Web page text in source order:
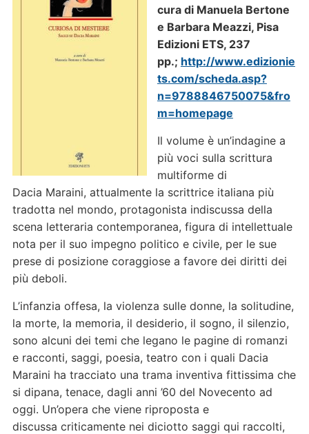
cura di Manuela Bertone
e Barbara Meazzi, Pisa
Edizioni ETS, 237
pp.; http://www.edizionie
ts.com/scheda.asp?
n=9788846750075&fro
m=homepage
Il volume è un’indagine a
più voci sulla scrittura
multiforme di
Dacia Maraini, attualmente la scrittrice italiana più
tradotta nel mondo, protagonista indiscussa della
scena letteraria contemporanea, figura di intellettuale
nota per il suo impegno politico e civile, per le sue
prese di posizione coraggiose a favore dei diritti dei
più deboli.
L’infanzia offesa, la violenza sulle donne, la solitudine,
la morte, la memoria, il desiderio, il sogno, il silenzio,
sono alcuni dei temi che legano le pagine di romanzi
e racconti, saggi, poesia, teatro con i quali Dacia
Maraini ha tracciato una trama inventiva fittissima che
si dipana, tenace, dagli anni ’60 del Novecento ad
oggi. Un’opera che viene riproposta e
discussa criticamente nei diciotto saggi qui raccolti,